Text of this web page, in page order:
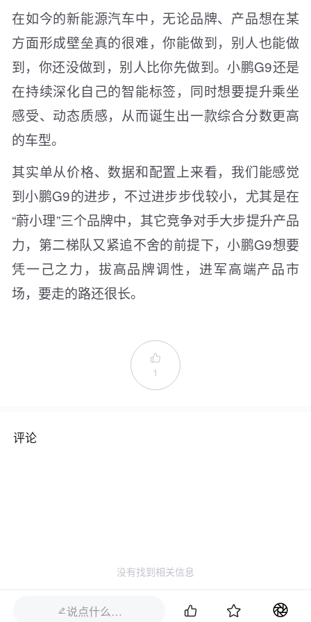
在如今的新能源汽车中，无论品牌、产品想在某
方面形成壁垒真的很难，你能做到，别人也能做
到，你还没做到，别人比你先做到。小鹏G9还是
在持续深化自己的智能标签，同时想要提升乘坐
感受、动态质感，从而诞生出一款综合分数更高
的车型。
其实单从价格、数据和配置上来看，我们能感觉
到小鹏G9的进步，不过进步步伐较小，尤其是在
“蔚小理”三个品牌中，其它竞争对手大步提升产品
力，第二梯队又紧追不舍的前提下，小鹏G9想要
凭一己之力，拔高品牌调性，进军高端产品市
场，要走的路还很长。

1
评论
没有找到相关信息
说点什么…  